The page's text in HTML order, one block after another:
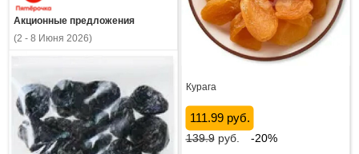
Курага
111.99 руб.
139.9руб. -20%
Акционные предложения
(2 - 8 Июня 2026)